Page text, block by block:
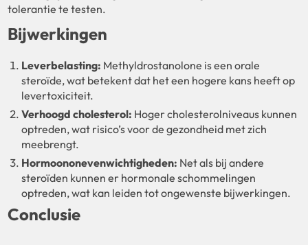
tolerantie te testen.
Bijwerkingen
Leverbelasting: Methyldrostanolone is een orale
steroïde, wat betekent dat het een hogere kans heeft op
levertoxiciteit.
Verhoogd cholesterol: Hoger cholesterolniveaus kunnen
optreden, wat risico’s voor de gezondheid met zich
meebrengt.
Hormoononevenwichtigheden: Net als bij andere
steroïden kunnen er hormonale schommelingen
optreden, wat kan leiden tot ongewenste bijwerkingen.
Conclusie